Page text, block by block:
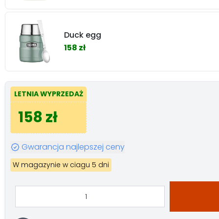
Duck egg
158 zł
LETNIA WYPRZEDAŻ
158 zł
Gwarancja najlepszej ceny
W magazynie w ciagu 5 dni